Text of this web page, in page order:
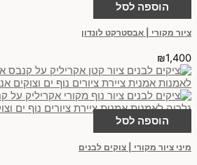
הוספה לסל
ציור מקורי | אבסטרקט לונדון
₪1,400
הוספה לסל
מיני ציור מקורי | צוקים לבנים